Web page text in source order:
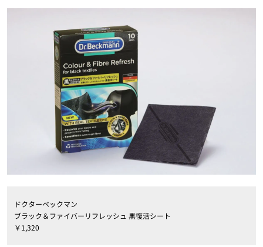
ドクターベックマン
ブラック＆ファイバーリフレッシュ 黒復活シート
￥1,320